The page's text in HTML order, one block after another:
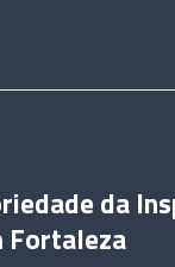
da
Fortaleza